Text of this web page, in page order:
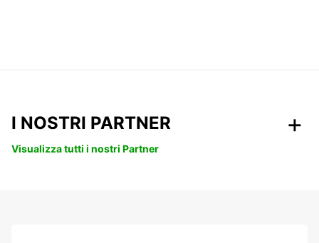
I NOSTRI PARTNER
Visualizza tutti i nostri Partner